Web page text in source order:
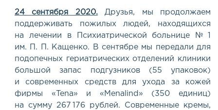
24 сентября 2020.Друзья, мы продолжаем
поддерживать пожилых людей, находящихся
на лечении в Психиатрической больнице № 1
им.
П. П. Кащенко. В сентябре мы передали для
подопечных гериатрических отделений клиники
большой запас подгузников
(55 упаковок)
и современных средств для ухода за кожей
фирмы
« Tena» и «Menalind» (350 единиц)
на сумму 267 176 рублей. Современные кремы,